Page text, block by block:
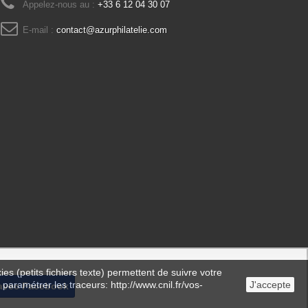
Appelez-nous au : +33 6 12 04 30 07
E-mail : contact@azurphilatelie.com
(petits fichiers texte) permettent de suivre votre
les traceurs: http://www.cnil.fr/vos-
J'accepte
Facebook